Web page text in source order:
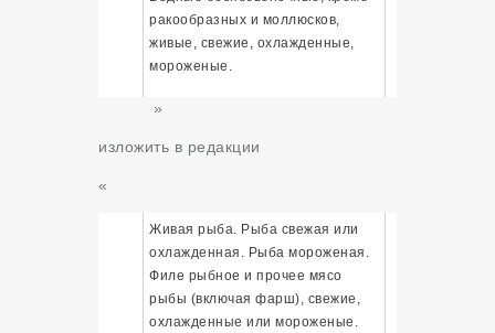
ракообразных и моллюсков,
живые, свежие, охлажденные,
мороженые.
»
изложить в редакции
«
Живая рыба. Рыба свежая или
охлажденная. Рыба мороженая.
Филе рыбное и прочее мясо
рыбы (включая фарш), свежие,
охлажденные или мороженые.